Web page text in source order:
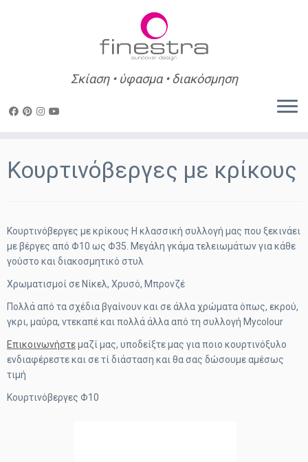
content
Σκίαση • ύφασμα • διακόσμηση
Κουρτινόβεργες με κρίκους
Κουρτινόβεργες με κρίκους Η κλασσική συλλογή μας που ξεκινάει
με βέργες από Φ10 ως Φ35. Μεγάλη γκάμα τελειωμάτων για κάθε
γούστο και διακοσμητικό στυλ
Χρωματισμοί σε Νίκελ, Χρυσό, Μπρονζέ
Πολλά από τα σχέδια βγαίνουν και σε άλλα χρώματα όπως, εκρού,
γκρι, μαύρα, ντεκαπέ και πολλά άλλα από τη συλλογή Μycolour
Επικοινωνήστεμαζί μας, υποδείξτε μας για ποιο κουρτινόξυλο
ενδιαφέρεστε και σε τί διάσταση και θα σας δώσουμε αμέσως
τιμή
Κουρτινόβεργες Φ10